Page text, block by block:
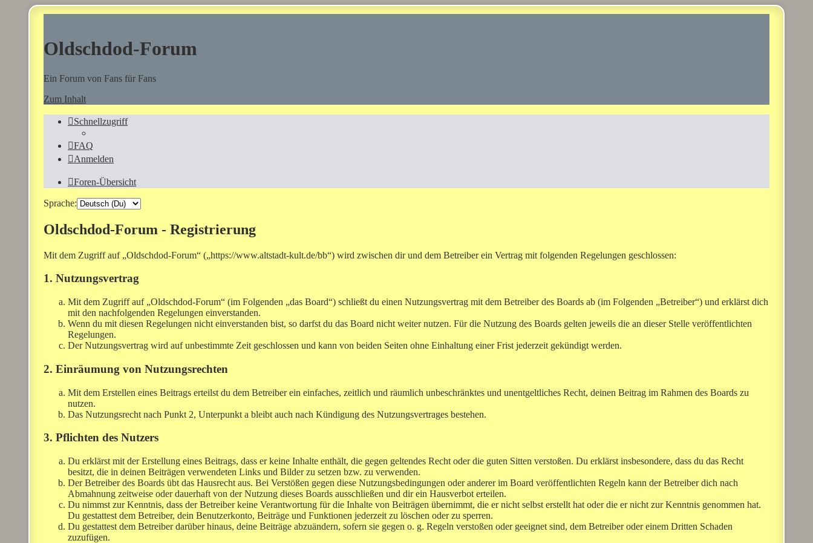
Oldschdod-Forum
Ein Forum von Fans für Fans
Zum Inhalt
Schnellzugriff
FAQ
Anmelden
Foren-Übersicht
Sprache:
Oldschdod-Forum - Registrierung
Mit dem Zugriff auf „Oldschdod-Forum“ („https://www.altstadt-kult.de/bb“) wird zwischen dir und dem Betreiber ein Vertrag mit folgenden Regelungen geschlossen:
1. Nutzungsvertrag
Mit dem Zugriff auf „Oldschdod-Forum“ (im Folgenden „das Board“) schließt du einen Nutzungsvertrag mit dem Betreiber des Boards ab (im Folgenden „Betreiber“) und erklärst dich
mit den nachfolgenden Regelungen einverstanden.
Wenn du mit diesen Regelungen nicht einverstanden bist, so darfst du das Board nicht weiter nutzen. Für die Nutzung des Boards gelten jeweils die an dieser Stelle veröffentlichten
Regelungen.
Der Nutzungsvertrag wird auf unbestimmte Zeit geschlossen und kann von beiden Seiten ohne Einhaltung einer Frist jederzeit gekündigt werden.
2. Einräumung von Nutzungsrechten
Mit dem Erstellen eines Beitrags erteilst du dem Betreiber ein einfaches, zeitlich und räumlich unbeschränktes und unentgeltliches Recht, deinen Beitrag im Rahmen des Boards zu
nutzen.
Das Nutzungsrecht nach Punkt 2, Unterpunkt a bleibt auch nach Kündigung des Nutzungsvertrages bestehen.
3. Pflichten des Nutzers
Du erklärst mit der Erstellung eines Beitrags, dass er keine Inhalte enthält, die gegen geltendes Recht oder die guten Sitten verstoßen. Du erklärst insbesondere, dass du das Recht
besitzt, die in deinen Beiträgen verwendeten Links und Bilder zu setzen bzw. zu verwenden.
Der Betreiber des Boards übt das Hausrecht aus. Bei Verstößen gegen diese Nutzungsbedingungen oder anderer im Board veröffentlichten Regeln kann der Betreiber dich nach
Abmahnung zeitweise oder dauerhaft von der Nutzung dieses Boards ausschließen und dir ein Hausverbot erteilen.
Du nimmst zur Kenntnis, dass der Betreiber keine Verantwortung für die Inhalte von Beiträgen übernimmt, die er nicht selbst erstellt hat oder die er nicht zur Kenntnis genommen hat.
Du gestattest dem Betreiber, dein Benutzerkonto, Beiträge und Funktionen jederzeit zu löschen oder zu sperren.
Du gestattest dem Betreiber darüber hinaus, deine Beiträge abzuändern, sofern sie gegen o. g. Regeln verstoßen oder geeignet sind, dem Betreiber oder einem Dritten Schaden
zuzufügen.